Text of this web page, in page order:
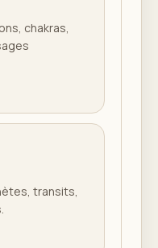
chakras,
transits,